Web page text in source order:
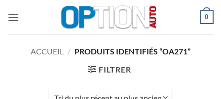
0
ACCUEIL / PRODUITS IDENTIFIÉS “OA271”
FILTRER